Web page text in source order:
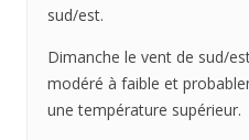
sud/est.
Dimanche le vent de sud/
modéré à faible et
une température supérieur.